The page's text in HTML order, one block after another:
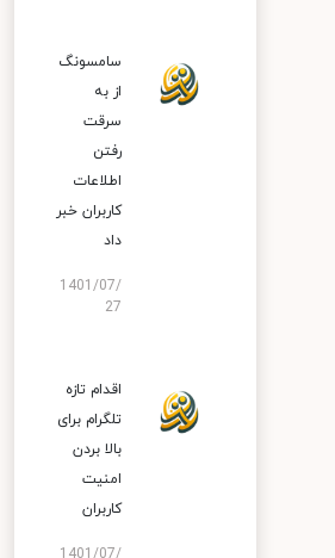
سامسونگ
از به
سرقت
رفتن
اطلاعات
کاربران خبر
داد
1401/07/
27
اقدام تازه
تلگرام برای
بالا بردن
امنیت
کاربران